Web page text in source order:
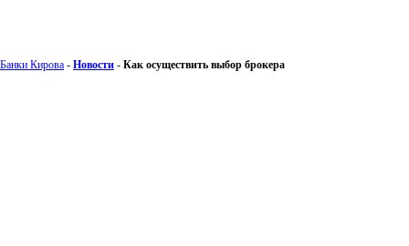
Банки Кирова - Новости - Как осуществить выбор брокера